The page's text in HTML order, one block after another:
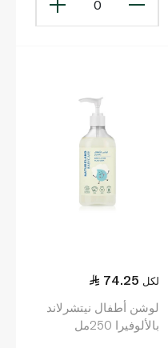
0
74.25 لكل
لوشن أطفال نيتشرلاند
بالألوفيرا 250مل